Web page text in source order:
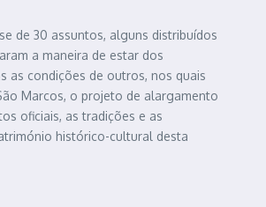
de 30 assuntos, alguns distribuídos
a maneira de estar dos
as condições de outros, nos quais
Marcos, o projeto de alargamento
oficiais, as tradições e as
histórico-cultural desta